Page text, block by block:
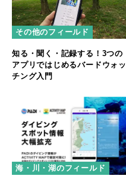
その他のフィールド
知る・聞く・記録する！3つの
アプリではじめるバードウォッ
チング入門
海・川・湖のフィールド